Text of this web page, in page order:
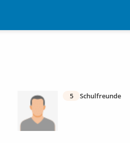
5 Schulfreunde